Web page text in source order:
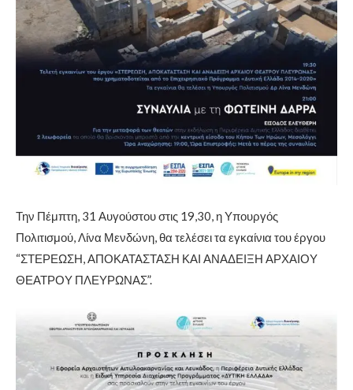
Την Πέμπτη, 31 Αυγούστου στις 19,30, η Υπουργός
Πολιτισμού, Λίνα Μενδώνη, θα τελέσει τα εγκαίνια του έργου
“ΣΤΕΡΕΩΣΗ, ΑΠΟΚΑΤΑΣΤΑΣΗ ΚΑΙ ΑΝΑΔΕΙΞΗ ΑΡΧΑΙΟΥ
ΘΕΑΤΡΟΥ ΠΛΕΥΡΩΝΑΣ”.